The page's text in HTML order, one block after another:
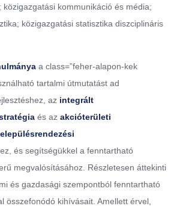
kommunikáció és média;
közigazgatási statisztika diszciplináris
a class=”feher-alapon-kek
tartalmi útmutatást ad
, az integrált
és az akcióterületi
és segítségükkel a fenntartható
megvalósításához. Részletesen áttekinti
és gazdasági szempontból fenntartható
összefonódó kihívásait. Amellett érvel,